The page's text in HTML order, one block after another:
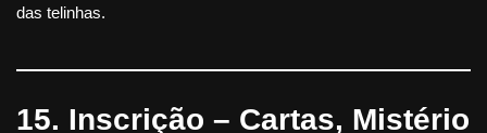
das telinhas.
15. Inscrição – Cartas, Mistério